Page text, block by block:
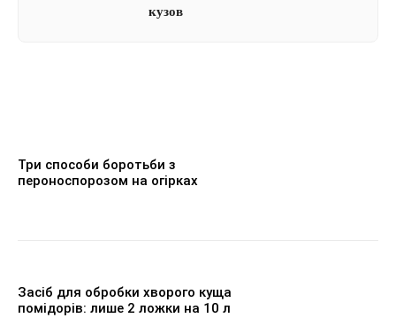
кузов
Три способи боротьби з
пероноспорозом на огірках
Засіб для обробки хворого куща
помідорів: лише 2 ложки на 10 л